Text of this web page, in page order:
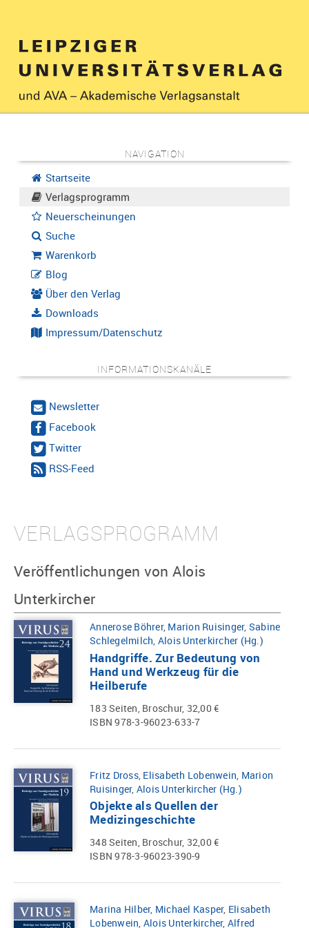
NAVIGATION
Startseite
Verlagsprogramm
Neuerscheinungen
Suche
Warenkorb
Blog
Über den Verlag
Downloads
Impressum/Datenschutz
INFORMATIONSKANÄLE
Newsletter
Facebook
Twitter
RSS-Feed
VERLAGSPROGRAMM
Veröffentlichungen von Alois
Unterkircher
Annerose Böhrer, Marion Ruisinger, Sabine
Schlegelmilch, Alois Unterkircher (Hg.)
Handgriffe. Zur Bedeutung von
Hand und Werkzeug für die
Heilberufe
183 Seiten, Broschur, 32,00 €
ISBN 978-3-96023-633-7
Fritz Dross, Elisabeth Lobenwein Marion
Ruisinger, Alois Unterkircher (Hg.)
Objekte als Quellen der
Medizingeschichte
348 Seiten, Broschur, 32,00 €
ISBN 978-3-96023-390-9
Marina Hilber, Michael Kasper, Elisabeth
Lobenwein Alois Unterkircher, Alfred